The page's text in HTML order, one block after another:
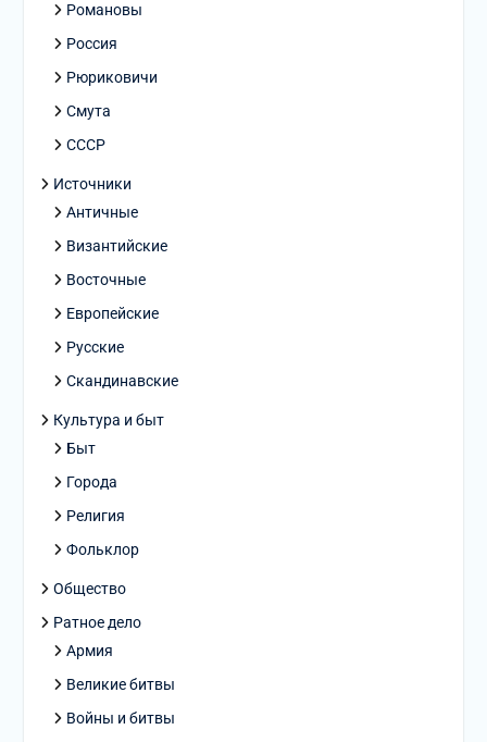
Романовы
Россия
Рюриковичи
Смута
СССР
Источники
Античные
Византийские
Восточные
Европейские
Русские
Скандинавские
Культура и быт
Быт
Города
Религия
Фольклор
Общество
Ратное дело
Армия
Великие битвы
Войны и битвы